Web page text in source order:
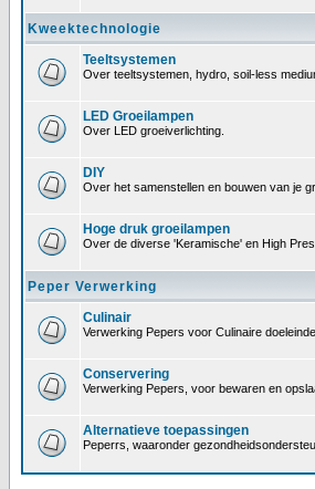
Kweektechnologie
Teeltsystemen
Over teeltsystemen, hydro, soil-less
LED Groeilampen
Over LED groeiverlichting.
DIY
Over het samenstellen en bouwen van je
Hoge druk groeilampen
Over de diverse 'Keramische' en High
Peper Verwerking
Culinair
Verwerking Pepers voor Culinaire
Conservering
Verwerking Pepers, voor bewaren en
Alternatieve toepassingen
Peperrs, waaronder